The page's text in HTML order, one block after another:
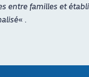
entre familles et
« .